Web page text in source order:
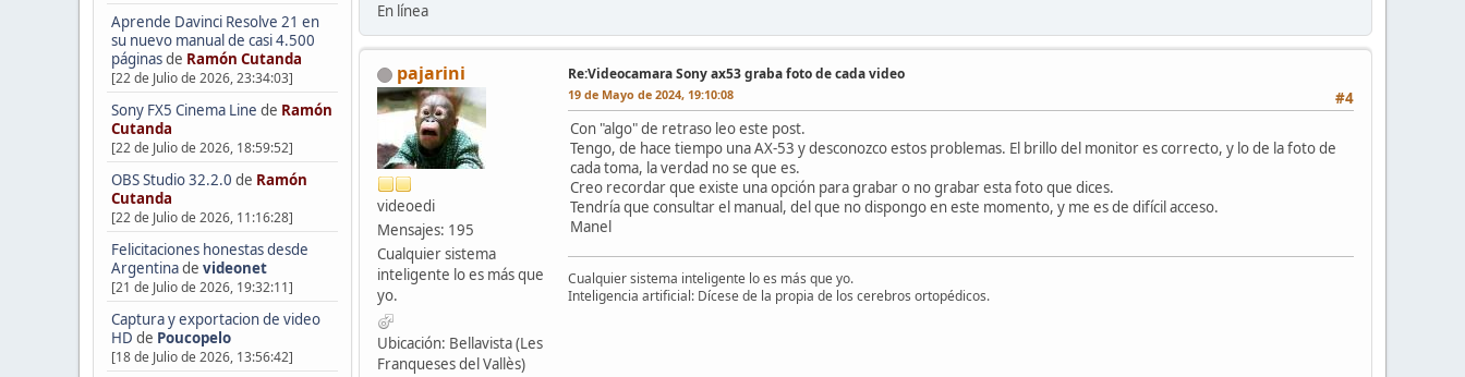
Aprende Davinci Resolve 21 en
su nuevo manual de casi 4.500
páginasde Ramón Cutanda
[22 de Julio de 2026, 23:34:03]
Sony FX5 Cinema Line de Ramón
Cutanda
[22 de Julio de 2026, 18:59:52]
OBS Studio 32.2.0 de Ramón
Cutanda
[22 de Julio de 2026, 11:16:28]
Felicitaciones honestas desde
Argentinade videonet
[21 de Julio de 2026, 19:32:11]
Captura y exportacion de video
HD de Poucopelo
[18 de Julio de 2026, 13:56:42]
En línea
pajarini
videoedi
Mensajes: 195
Cualquier sistema
inteligente lo es más que
yo.
Ubicación: Bellavista (Les
Franqueses del Vallès)
Re:Videocamara Sony ax53 graba foto de cada video
#4
19 de Mayo de 2024, 19:10:08
Con "algo" de retraso leo este post.
Tengo, de hace tiempo una AX-53 y desconozco estos problemas. El brillo del monitor es correcto, y lo de la foto de
cada toma, la verdad no se que es.
Creo recordar que existe una opción para grabar o no grabar esta foto que dices.
Tendría que consultar el manual, del que no dispongo en este momento, y me es de difícil acceso.
Manel
Cualquier sistema inteligente lo es más que yo.
Inteligencia artificial: Dícese de la propia de los cerebros ortopédicos.